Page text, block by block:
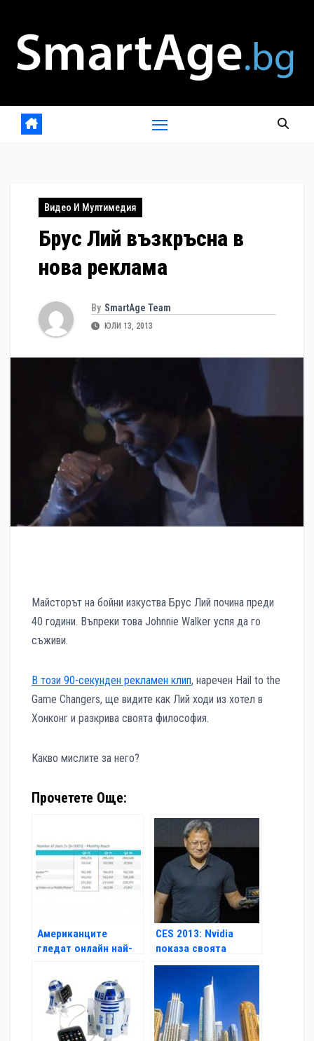
content
Видео И Мултимедия
Брус Лий възкръсна в
нова реклама
By SmartAge Team
ЮЛИ 13, 2013
Майсторът на бойни изкуства Брус Лий почина преди
40 години. Въпреки това Johnnie Walker успя да го
съживи.
В този 90-секунден рекламен клип, наречен Hail to the
Game Changers, ще видите как Лий ходи из хотел в
Хонконг и разкрива своята философия.
Какво мислите за него?
Прочетете Още:
Американците
гледат онлайн най-
CES 2013: Nvidia
показа своята
Android конзола